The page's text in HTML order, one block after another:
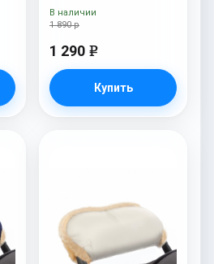
Deep Ocean
1 890 р
1 290 e
Купить
В наличии